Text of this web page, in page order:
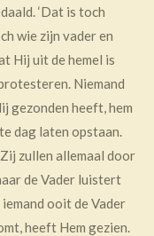
‘Dat is toch
wie zijn vader en
Hij uit de hemel is
Niemand
gezonden heeft, hem
dag laten opstaan.
zullen allemaal door
de Vader luistert
ooit de Vader
heeft Hem gezien.